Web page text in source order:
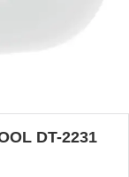
DT-2231